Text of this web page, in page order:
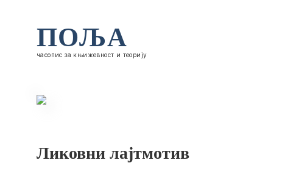
ПОЉА
часопис за књижевност и теорију
Ликовни лајтмотив